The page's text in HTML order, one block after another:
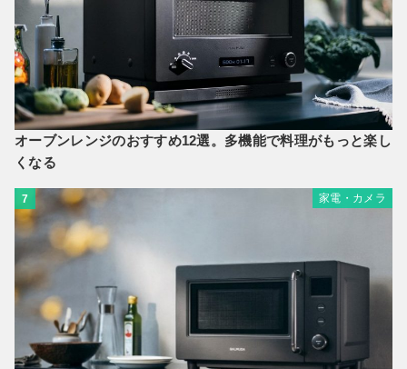
オーブンレンジのおすすめ12選。多機能で料理がもっと楽し
くなる
7 家電・カメラ